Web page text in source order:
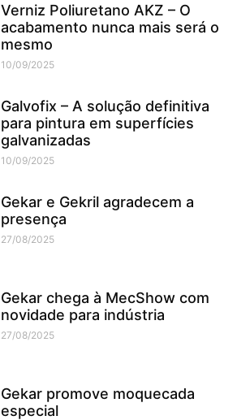
Verniz Poliuretano AKZ – O
acabamento nunca mais será o
mesmo
10/09/2025
Galvofix – A solução definitiva
para pintura em superfícies
galvanizadas
10/09/2025
Gekar e Gekril agradecem a
presença
27/08/2025
Gekar chega à MecShow com
novidade para indústria
27/08/2025
Gekar promove moquecada
especial